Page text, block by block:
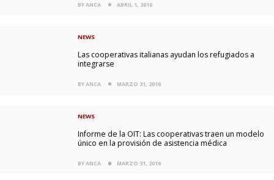
BY ANCA ABRIL 1, 2016
NEWS
Las cooperativas italianas ayudan los refugiados a
integrarse
BY ANCA MARZO 31, 2016
NEWS
Informe de la OIT: Las cooperativas traen un modelo
único en la provisión de asistencia médica
BY ANCA MARZO 31, 2016